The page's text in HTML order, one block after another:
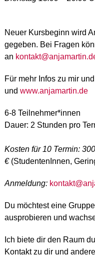
Neuer Kursbeginn wird
gegeben. Bei Fragen
an
Für mehr Infos zu mir
und www.anjamartin.de
6-8 Teilnehmer*innen
Dauer: 2 Stunden pro
Kosten für 10 Termin:
€(StudentenInnen,
Anmeldung:
Du möchtest eine
ausprobieren und
Ich biete dir den Raum
Kontakt zu dir und